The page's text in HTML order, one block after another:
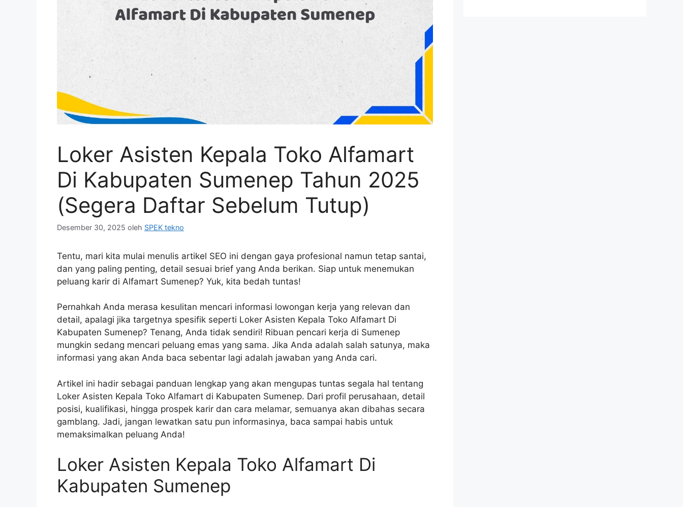
Loker Asisten Kepala Toko Alfamart
Di Kabupaten Sumenep Tahun 2025
(Segera Daftar Sebelum Tutup)
Desember 30, 2025 oleh SPEK tekno
Tentu, mari kita mulai menulis artikel SEO ini dengan gaya profesional namun tetap santai,
dan yang paling penting, detail sesuai brief yang Anda berikan. Siap untuk menemukan
peluang karir di Alfamart Sumenep? Yuk, kita bedah tuntas!
Pernahkah Anda merasa kesulitan mencari informasi lowongan kerja yang relevan dan
detail, apalagi jika targetnya spesifik seperti Loker Asisten Kepala Toko Alfamart Di
Kabupaten Sumenep? Tenang, Anda tidak sendiri! Ribuan pencari kerja di Sumenep
mungkin sedang mencari peluang emas yang sama. Jika Anda adalah salah satunya, maka
informasi yang akan Anda baca sebentar lagi adalah jawaban yang Anda cari.
Artikel ini hadir sebagai panduan lengkap yang akan mengupas tuntas segala hal tentang
Loker Asisten Kepala Toko Alfamart di Kabupaten Sumenep. Dari profil perusahaan, detail
posisi, kualifikasi, hingga prospek karir dan cara melamar, semuanya akan dibahas secara
gamblang. Jadi, jangan lewatkan satu pun informasinya, baca sampai habis untuk
memaksimalkan peluang Anda!
Loker Asisten Kepala Toko Alfamart Di
Kabupaten Sumenep